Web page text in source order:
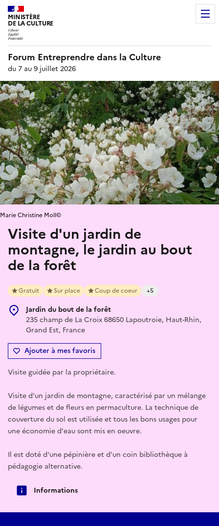
MINISTÈRE
DE LA CULTURE
Forum Entreprendre dans la Culture
du 7 au 9 juillet 2026
Visite d'un jardin de
montagne, le jardin au bout
de la forêt
Gratuit Sur place Coup de coeur +5
Jardin du bout de la forêt
235 champ de La Croix 68650 Lapoutroie, Haut-Rhin,
Grand Est, France
Ajouter à mes favoris
Marie Christine Moll©
Visite guidée par la propriétaire.
Visite d'un jardin de montagne, caractérisé par un mélange
de légumes et de fleurs en permaculture. La technique de
couverture du sol est utilisée et tous les bons usages pour
une économie d'eau sont mis en oeuvre.
Il est doté d'une pépinière et d'un coin bibliothèque à
pédagogie alternative.
Informations